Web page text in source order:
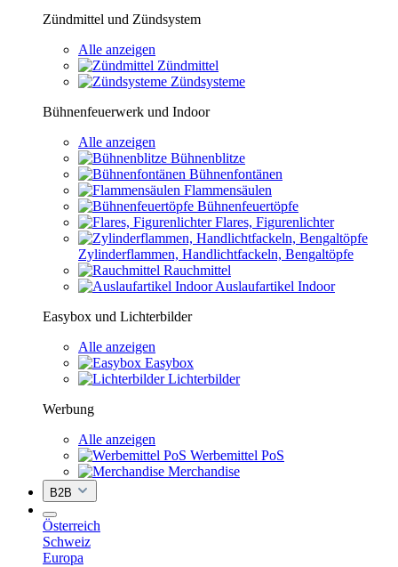
Zündmittel und Zündsystem
Alle anzeigen
Zündmittel
Zündsysteme
Bühnenfeuerwerk und Indoor
Alle anzeigen
Bühnenblitze
Bühnenfontänen
Flammensäulen
Bühnenfeuertöpfe
Flares, Figurenlichter
Zylinderflammen, Handlichtfackeln, Bengaltöpfe
Rauchmittel
Auslaufartikel Indoor
Easybox und Lichterbilder
Alle anzeigen
Easybox
Lichterbilder
Werbung
Alle anzeigen
Werbemittel PoS
Merchandise
B2B
Österreich
Schweiz
Europa